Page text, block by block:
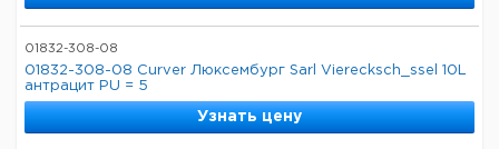
01832-308-08
01832-308-08 Curver Люксембург Sarl Vierecksch_ssel 10L
антрацит PU = 5
Узнать цену